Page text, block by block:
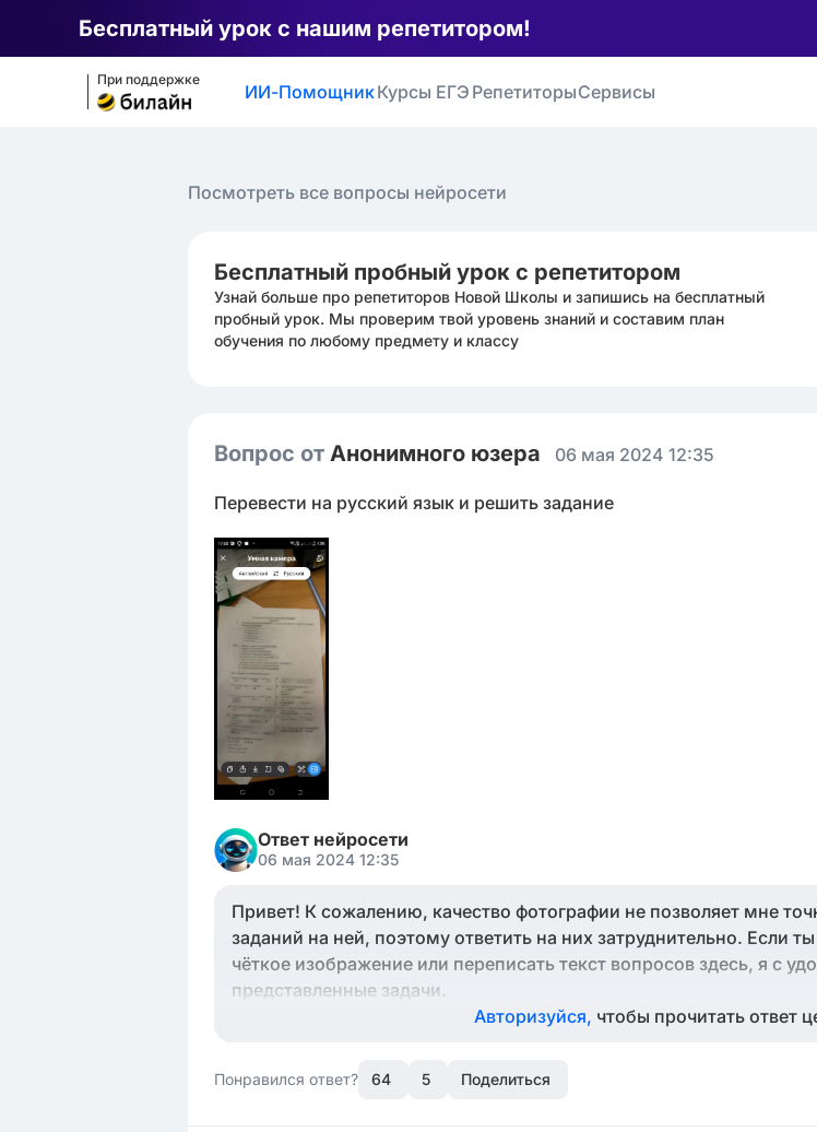
Бесплатный урок с нашим репетитором!
При поддержке
ИИ-ПомощникКурсы ЕГЭ РепетиторыСервисы
Посмотреть все вопросы нейросети
Бесплатный пробный урок с репетитором
Узнай больше про репетиторов Новой Школы и запишись на бесплатный
пробный урок. Мы проверим твой уровень знаний и составим план
обучения по любому предмету и классу
Вопрос от Анонимного юзера 06 мая 2024 12:35
Перевести на русский язык и решить задание
Ответ нейросети
06 мая 2024 12:35
Привет! К сожалению, качество фотографии не позволяет мне
заданий на ней, поэтому ответить на них затруднительно. Если
чёткое изображение или переписать текст вопросов здесь, я с
представленные задачи.
Авторизуйся, чтобы прочитать ответ
Понравился ответ? 64 5 Поделиться